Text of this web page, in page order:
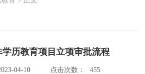
学历教育项目立项审批流程
04-10 点击次数： 455